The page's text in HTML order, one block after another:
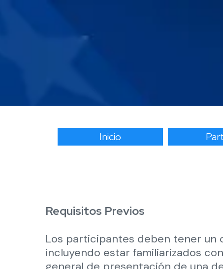
Inicio
Requisitos Previos
Los participantes deben tener un
incluyendo estar familiarizados
general de presentación de una